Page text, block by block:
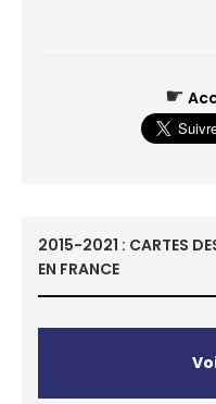
☛
2015-2021 : CARTES
EN FRANCE